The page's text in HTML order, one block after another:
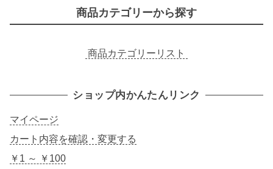
商品カテゴリーから探す
商品カテゴリーリスト
ショップ内かんたんリンク
マイページ
カート内容を確認・変更する
￥1 ～ ￥100